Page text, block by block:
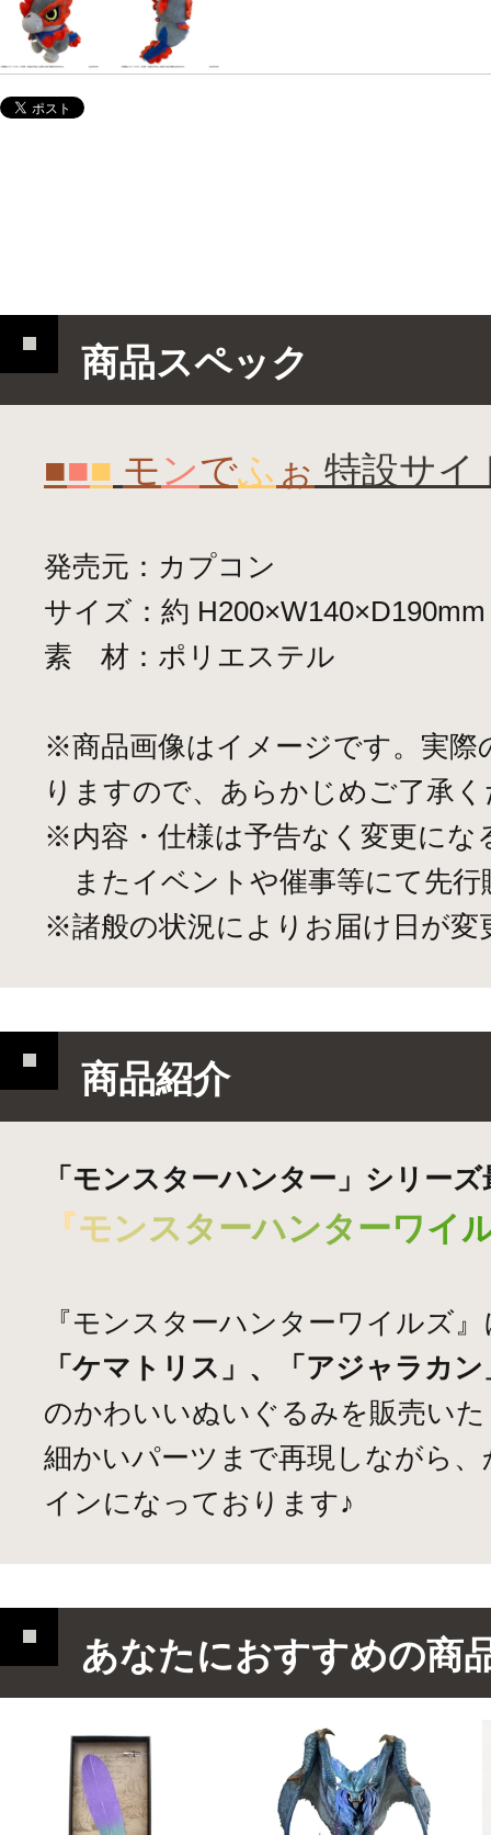
商品スペック
■■■ モンでふ ぉ 特設サイ
発売元：カプコン
サイズ：約 H200×W140×D190mm
素 材：ポリエステル
※商品画像はイメージです。実際
りますので、あらかじめご了承
※内容・仕様は予告なく変更にな
またイベントや催事等にて先行
※諸般の状況によりお届け日が変
商品紹介
「モンスターハンター」シリーズ
『モンスタ ーハンタ ーワイ
『モンスターハンターワイルズ
「ケマトリス」、「アジャラカン
のかわいいぬいぐるみを販売い
細かいパーツまで再現しながら
インになっております♪
あなたにおすすめの商